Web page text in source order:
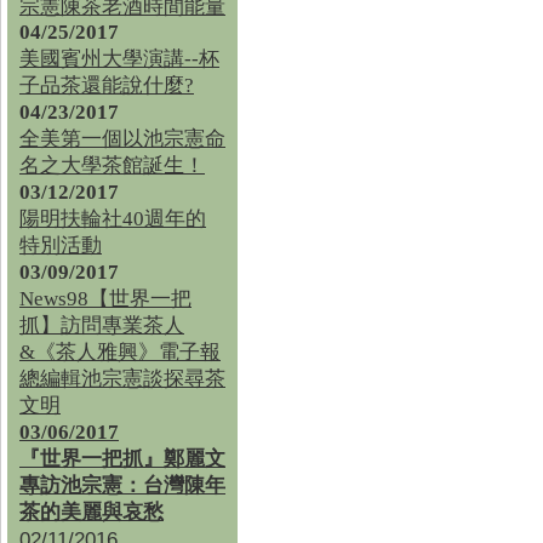
宗憲陳茶老酒時間能量
04/25/2017
美國賓州大學演講--杯
子品茶還能說什麼?
04/23/2017
全美第一個以池宗憲命
名之大學茶館誕生！
03/12/2017
陽明扶輪社40週年的
特別活動
03/09/2017
News98【世界一把
抓】訪問專業茶人
&《茶人雅興》電子報
總編輯池宗憲談探尋茶
文明
03/06/2017
『世界一把抓』鄭麗文
專訪池宗憲：台灣陳年
茶的美麗與哀愁